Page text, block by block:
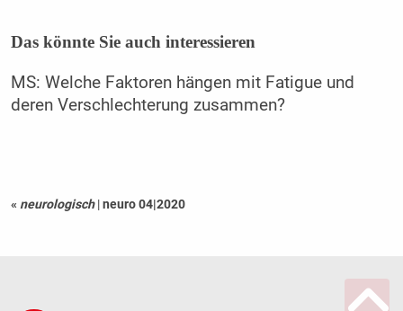
Das könnte Sie auch interessieren
MS: Welche Faktoren hängen mit Fatigue und
deren Verschlechterung zusammen?
« neurologisch |neuro 04|2020